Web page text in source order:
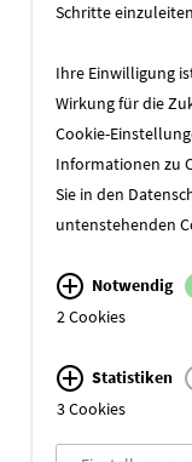
Schritte
Ihre Einwilligung
Wirkung für die
Cookie-
Informationen zu
Sie in den
untenstehenden
Notwendig
2 Cookies
Statistiken
3 Cookies